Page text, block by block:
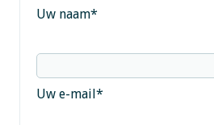
Uw naam*
Uw e-mail*